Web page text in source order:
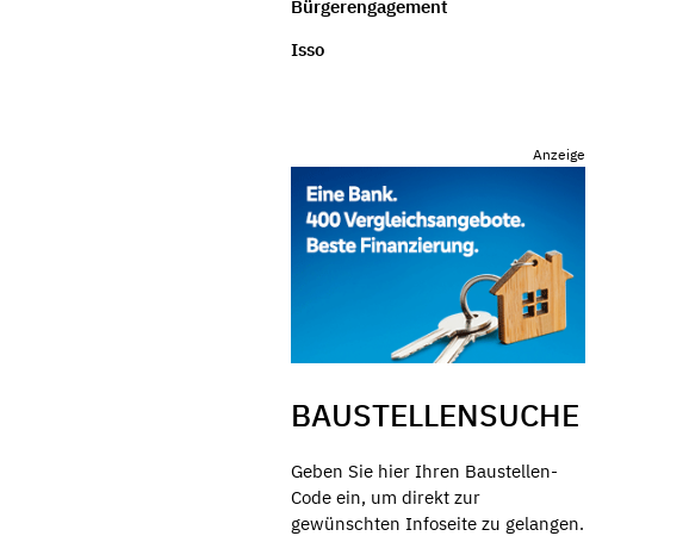
Bürgerengagement
Isso
Anzeige
BAUSTELLENSUCHE
Geben Sie hier Ihren Baustellen-
Code ein, um direkt zur
gewünschten Infoseite zu gelangen.